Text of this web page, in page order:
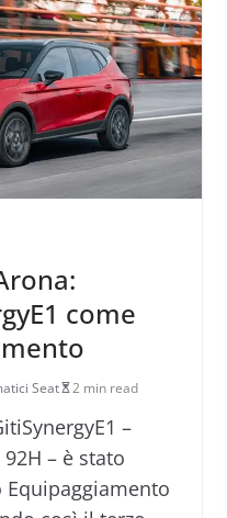
come
Seat 2 min read
–
– è stato